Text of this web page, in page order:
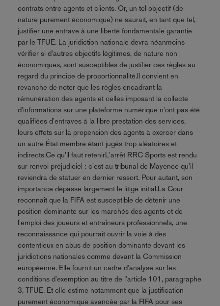
contrats entre agents et clients. Or, un tel objectif (de
nature purement économique) ne saurait, en tant que tel,
justifier une entrave à une liberté fondamentale garantie
par le TFUE. La juridiction nationale devra néanmoins
vérifier si d'autres objectifs légitimes, de nature non
économiques, sont susceptibles de justifier ces règles au
regard du principe de proportionnalité.Il convient en
revanche de noter que les règles encadrant la
rémunération des agents et celles imposant la collecte
d'informations sur une plateforme numérique n'ont pas été
qualifiées d'entraves à la libre prestation des services,
leurs effets sur la propension des agents à exercer dans
un autre État membre étant jugés trop aléatoires et
indirects.Ce qu'il faut retenirL'arrêt RRC Sports est rendu
sur renvoi préjudiciel : c'est au tribunal de Mayence qu'il
reviendra de statuer en dernier ressort. Pour autant, son
importance dépasse largement le litige initial.La Cour
reconnaît que la FIFA est susceptible de détenir une
position dominante sur les marchés des agents et de
l'emploi des joueurs et entraîneurs professionnels, une
reconnaissance qui pourrait ouvrir la voie à des
contentieux en abus de position dominante devant les
juridictions nationales comme devant la Commission
européenne. Elle fournit un cadre d'analyse sur les
conditions d'exemption au titre de l'article 101, paragraphe
3, TFUE. Et elle estime notamment que la justification
purement économique avancée par la FIFA pour ses